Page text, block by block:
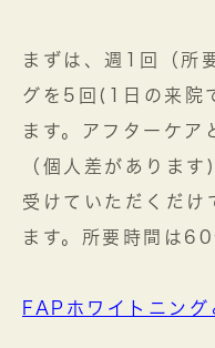
まずは、週1回（所
グを5回(1日の来院
ます。アフターケア
（個人差がありま
受けていただくだけ
ます。所要時間は60
FAPホワイトニング